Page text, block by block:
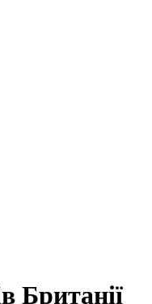
Британії